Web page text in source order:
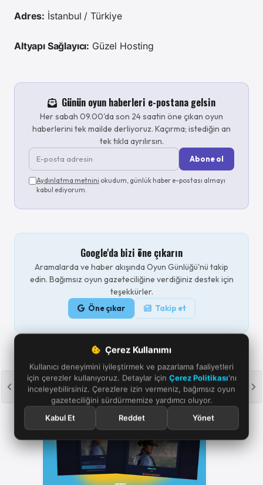
Çerez Kullanımı
Kullanıcı deneyimini iyileştirmek ve pazarlama faaliyetleri
için çerezler kullanıyoruz. Detaylar için Çerez Politikası'nı
inceleyebilirsiniz. Çerezlere izin vermeniz, bağımsız oyun
gazeteciliğini sürdürmemize yardımcı oluyor.
Kabul Et
Reddet Yönet
Adres: İstanbul / Türkiye
Altyapı Sağlayıcı: Güzel Hosting
Günün oyun haberleri e-postana gelsin
Her sabah 09.00'da son 24 saatin öne çıkan oyun
haberlerini tek mailde derliyoruz. Kaçırma; istediğin an
tek tıkla ayrılırsın.
Abone ol
Aydınlatma metnini okudum, günlük haber e-postası almayı
kabul ediyorum.
Google'da bizi öne çıkarın
Aramalarda ve haber akışında Oyun Günlüğü'nü takip
edin. Bağımsız oyun gazeteciliğine verdiğiniz destek için
teşekkürler.
Öne çıkar Takip et